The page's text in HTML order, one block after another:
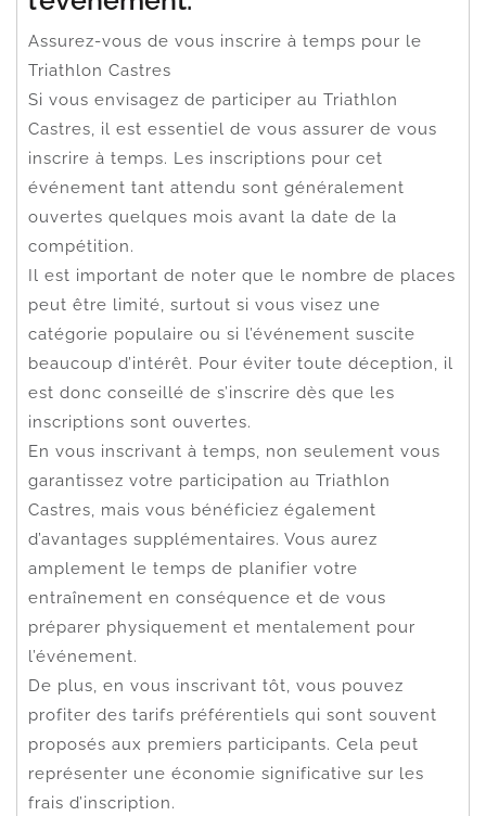
Assurez-vous de vous inscrire à temps pour le
Triathlon Castres
Si vous envisagez de participer au Triathlon
Castres, il est essentiel de vous assurer de vous
inscrire à temps. Les inscriptions pour cet
événement tant attendu sont généralement
ouvertes quelques mois avant la date de la
compétition.
Il est important de noter que le nombre de places
peut être limité, surtout si vous visez une
catégorie populaire ou si l’événement suscite
beaucoup d’intérêt. Pour éviter toute déception, il
est donc conseillé de s’inscrire dès que les
inscriptions sont ouvertes.
En vous inscrivant à temps, non seulement vous
garantissez votre participation au Triathlon
Castres, mais vous bénéficiez également
d’avantages supplémentaires. Vous aurez
amplement le temps de planifier votre
entraînement en conséquence et de vous
préparer physiquement et mentalement pour
l’événement.
De plus, en vous inscrivant tôt, vous pouvez
profiter des tarifs préférentiels qui sont souvent
proposés aux premiers participants. Cela peut
représenter une économie significative sur les
frais d’inscription.